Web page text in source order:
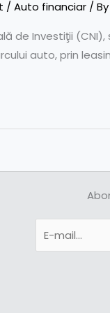
/ Auto financiar / By
de Investiţii
auto, prin